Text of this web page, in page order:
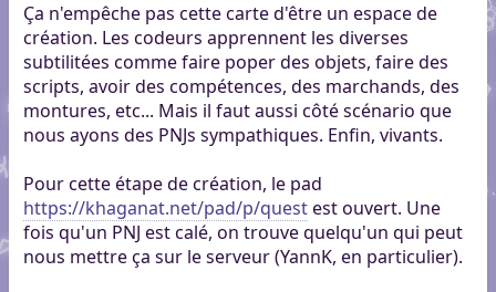
Ça n'empêche pas cette carte d'être un espace de
création. Les codeurs apprennent les diverses
subtilitées comme faire poper des objets, faire des
scripts, avoir des compétences, des marchands, des
montures, etc... Mais il faut aussi côté scénario que
nous ayons des PNJs sympathiques. Enfin, vivants.
Pour cette étape de création, le pad
https://khaganat.net/pad/p/questest ouvert. Une
fois qu'un PNJ est calé, on trouve quelqu'un qui peut
nous mettre ça sur le serveur (YannK, en particulier).